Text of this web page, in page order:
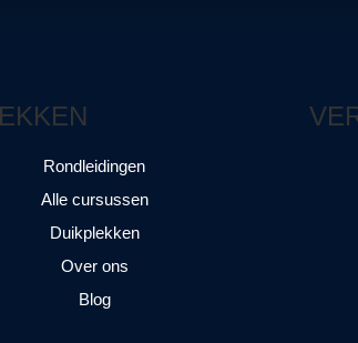
Rondleidingen
Alle cursussen
Duikplekken
Over ons
Blog